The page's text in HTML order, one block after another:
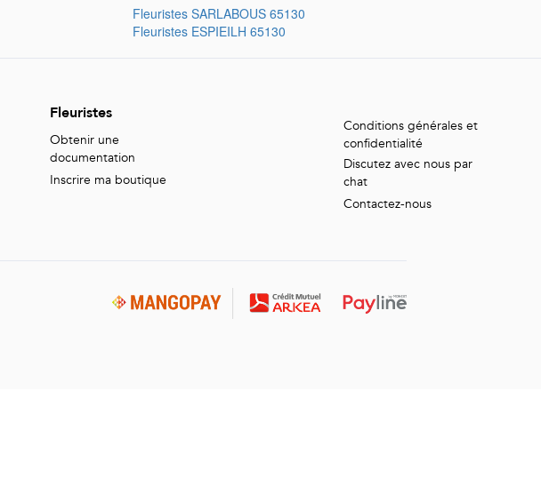
FleuristesSARLABOUS 65130
Fleuristes ESPIEILH 65130
Fleuristes
Obtenir une
documentation
Inscrire ma boutique
Conditions générales et
confidentialité
Discutez avec nous par
chat
Contactez-nous